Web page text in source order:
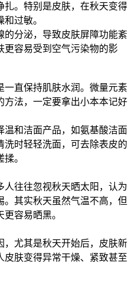
扎。特别是皮肤，在秋天变得
过敏。
的分泌，导致皮肤屏障功能紊
更容易受到空气污染物的影
一直保持肌肤水润。微量元素
方法，一定要拿出小本本记好
温和洁面产品，如氨基酸洁面
时轻轻洗面，可去除表皮的
。
人往往忽视秋天晒太阳，认为
其实秋天虽然气温不高，但
容易晒黑。
，尤其是秋天开始后，皮肤新
皮肤变得异常干燥、紧致甚至